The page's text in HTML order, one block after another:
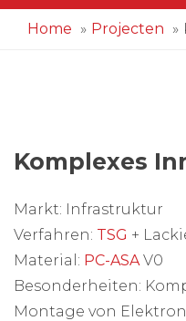
Home Projecten
Komplexes
Markt: Infrastruktur
Verfahren: TSG +
Material: PC-ASAV0
Besonderheiten:
Montage von